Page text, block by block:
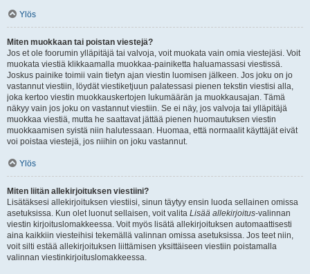
Ylös
Miten muokkaan tai poistan viestejä?
Jos et ole foorumin ylläpitäjä tai valvoja, voit muokata vain omia viestejäsi. Voit
muokata viestiä klikkaamalla muokkaa-painiketta haluamassasi viestissä.
Joskus painike toimii vain tietyn ajan viestin luomisen jälkeen. Jos joku on jo
vastannut viestiin, löydät viestiketjuun palatessasi pienen tekstin viestisi alla,
joka kertoo viestin muokkauskertojen lukumäärän ja muokkausajan. Tämä
näkyy vain jos joku on vastannut viestiin. Se ei näy, jos valvoja tai ylläpitäjä
muokkaa viestiä, mutta he saattavat jättää pienen huomautuksen viestin
muokkaamisen syistä niin halutessaan. Huomaa, että normaalit käyttäjät eivät
voi poistaa viestejä, jos niihin on joku vastannut.
Ylös
Miten liitän allekirjoituksen viestiini?
Lisätäksesi allekirjoituksen viestiisi, sinun täytyy ensin luoda sellainen omissa
asetuksissa. Kun olet luonut sellaisen, voit valita Lisää allekirjoitus-valinnan
viestin kirjoituslomakkeessa. Voit myös lisätä allekirjoituksen automaattisesti
aina kaikkiin viesteihisi tekemällä valinnan omissa asetuksissa. Jos teet niin,
voit silti estää allekirjoituksen liittämisen yksittäiseen viestiin poistamalla
valinnan viestinkirjoituslomakkeessa.